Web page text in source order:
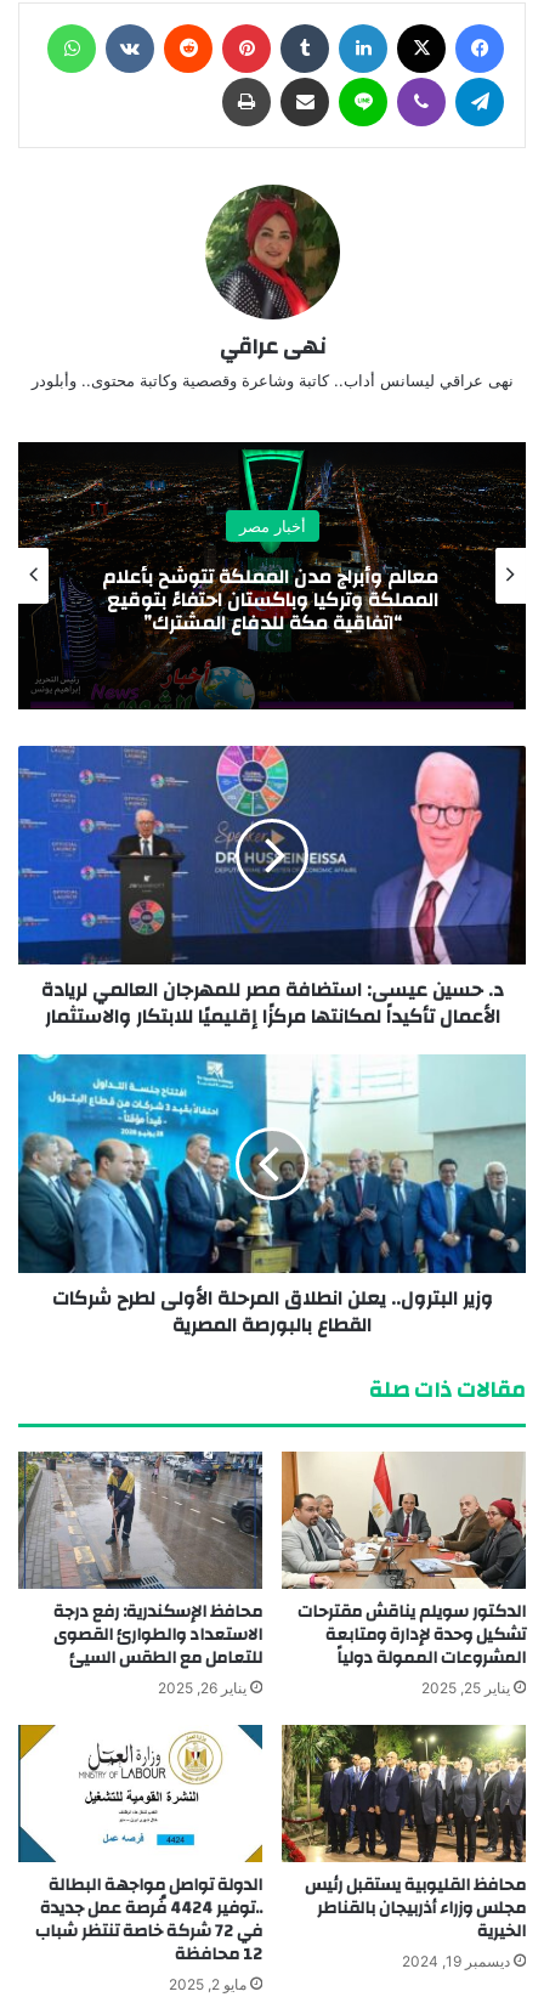
نهى عراقي
نهى عراقي ليسانس أداب.. كاتبة وشاعرة وقصصية وكاتبة محتوى.. وأبلودر
أخبار مصر
معالم وأبراج مدن المملكة تتوشّح بأعلام
المملكة وتركيا وباكستان احتفاءً بتوقيع
“اتفاقية مكة للدفاع المشترك”
د. حسين عيسى: استضافة مصر للمهرجان العالمي لريادة
الأعمال تأكيداً لمكانتها مركزًا إقليميًا للابتكار والاستثمار
وزير البترول.. يعلن انطلاق المرحلة الأولى لطرح شركات
القطاع بالبورصة المصرية
مقالات ذات صلة
الدكتور سويلم يناقش مقترحات
تشكيل وحدة لإدارة ومتابعة
المشروعات الممولة دولياً
يناير 25, 2025
محافظ الإسكندرية: رفع درجة
الاستعداد والطوارئ القصوى
للتعامل مع الطقس السيئ
يناير 26, 2025
محافظ القليوبية يستقبل رئيس
مجلس وزراء أذربيجان بالقناطر
الخيرية
ديسمبر 19, 2024
الدولة تواصل مواجهة البطالة
..توفير 4424 فُرصة عمل جديدة
في 72 شركة خاصة تنتظر شباب
12 محافظة
مايو 2, 2025